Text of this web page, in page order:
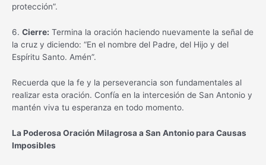
protección”.
6. Cierre: Termina la oración haciendo nuevamente la señal de
la cruz y diciendo: “En el nombre del Padre, del Hijo y del
Espíritu Santo. Amén”.
Recuerda que la fe y la perseverancia son fundamentales al
realizar esta oración. Confía en la intercesión de San Antonio y
mantén viva tu esperanza en todo momento.
La Poderosa Oración Milagrosa a San Antonio para Causas
Imposibles